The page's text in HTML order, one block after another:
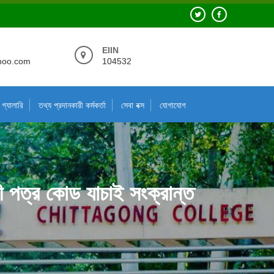
EIIN
104532
গ্যালারি তথ্য প্রদানকারী কর্মকর্তা সেবা বক্স যোগাযোগ
পত্র কোড যাচাই সংক্রান্ত